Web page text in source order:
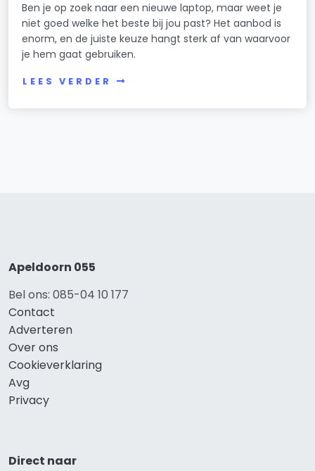
Ben je op zoek naar een nieuwe laptop, maar weet je
niet goed welke het beste bij jou past? Het aanbod is
enorm, en de juiste keuze hangt sterk af van waarvoor
je hem gaat gebruiken.
LEES VERDER
Apeldoorn 055
Bel ons: 085-04 10 177
Contact
Adverteren
Over ons
Cookieverklaring
Avg
Privacy
Direct naar